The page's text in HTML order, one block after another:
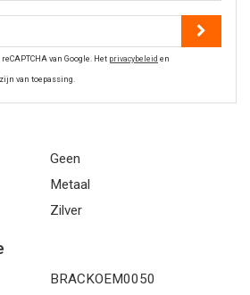
van Google. Het privacybeleid en
van toepassing.
Geen
Metaal
Zilver
BRACKOEM0050